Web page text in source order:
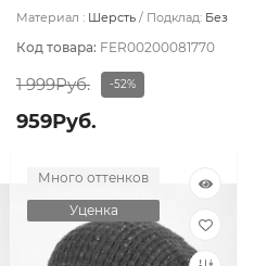
Материал : Шерсть Подклад: Без
Код товара: FER00200081770
1 999Руб. -52%
959Руб.
Много оттенков
Уценка